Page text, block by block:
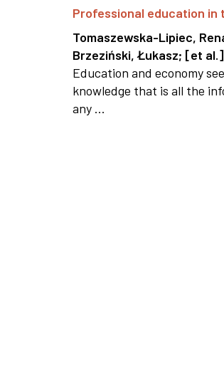
Professional education in
Tomaszewska-Lipiec,
Brzeziński, Łukasz; [et al.]
Education and economy
knowledge that is all the
any ...